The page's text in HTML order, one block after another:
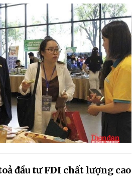
đầu tư FDI chất lượng cao